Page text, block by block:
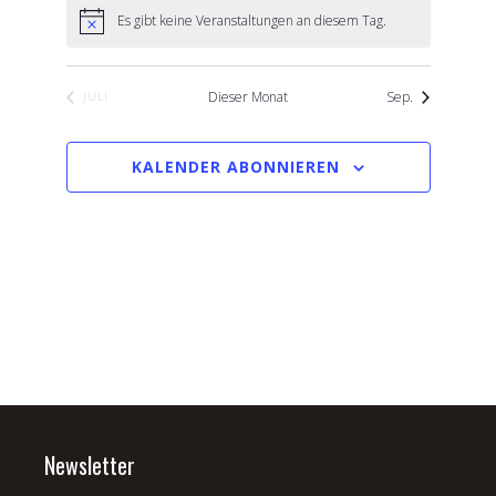
Es gibt keine Veranstaltungen an diesem Tag.
JULI Dieser Monat Sep.
KALENDER ABONNIEREN
Newsletter